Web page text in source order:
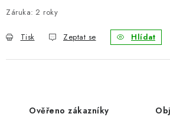
Záruka: 2 roky
Tisk Zeptat se Hlídat
Ověřeno zákazníky